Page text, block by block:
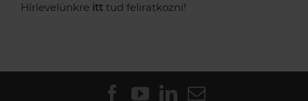
Hírlevelünkre itttud feliratkozni!